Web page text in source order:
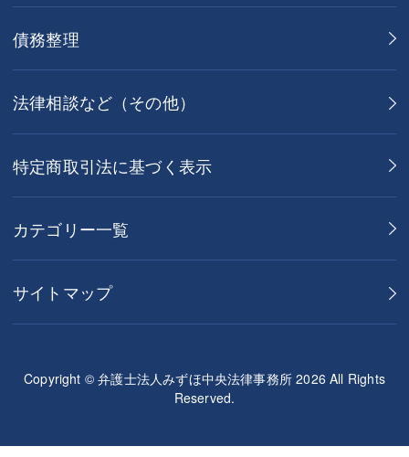
債務整理
法律相談など（その他）
特定商取引法に基づく表示
カテゴリー一覧
サイトマップ
Copyright © 弁護士法人みずほ中央法律事務所 2026 All Rights
Reserved.